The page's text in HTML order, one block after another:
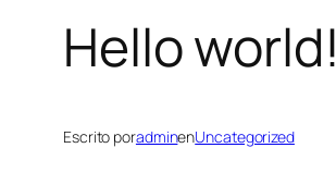
Hello world!
Escrito poradminenUncategorized